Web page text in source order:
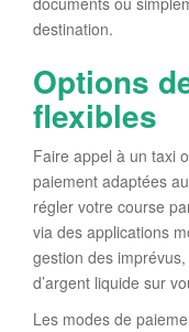
destination.
Options
flexibles
Faire appel à un taxi
paiement adaptées
régler votre course
via des applications
gestion des
d’argent liquide sur
Les modes de